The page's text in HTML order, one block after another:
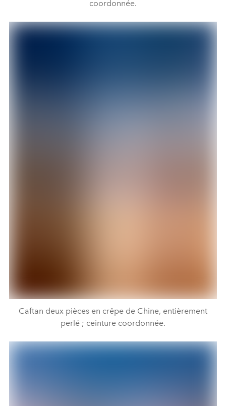
coordonnée.
Caftan deux pièces en crêpe de Chine, entièrement
perlé ; ceinture coordonnée.